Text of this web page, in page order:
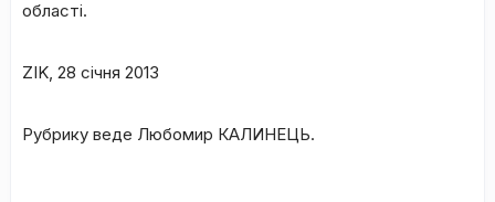
області.
ZIK, 28 січня 2013
Рубрику веде Любомир КАЛИНЕЦЬ.